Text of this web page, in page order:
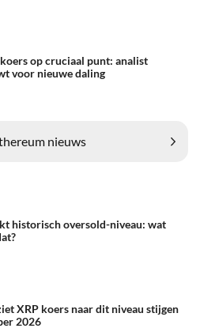
op cruciaal punt: analist
voor nieuwe daling
nieuws
historisch oversold-niveau: wat
XRP koers naar dit niveau stijgen
2026